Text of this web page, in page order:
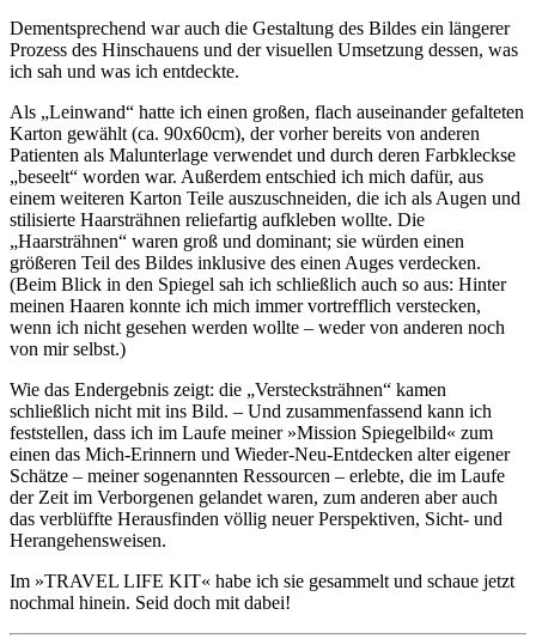
Dementsprechend war auch die Gestaltung des Bildes ein längerer
Prozess des Hinschauens und der visuellen Umsetzung dessen, was
ich sah und was ich entdeckte.
Als „Leinwand“ hatte ich einen großen, flach auseinander gefalteten
Karton gewählt (ca. 90x60cm), der vorher bereits von anderen
Patienten als Malunterlage verwendet und durch deren Farbkleckse
„beseelt“ worden war. Außerdem entschied ich mich dafür, aus
einem weiteren Karton Teile auszuschneiden, die ich als Augen und
stilisierte Haarsträhnen reliefartig aufkleben wollte. Die
„Haarsträhnen“ waren groß und dominant; sie würden einen
größeren Teil des Bildes inklusive des einen Auges verdecken.
(Beim Blick in den Spiegel sah ich schließlich auch so aus: Hinter
meinen Haaren konnte ich mich immer vortrefflich verstecken,
wenn ich nicht gesehen werden wollte – weder von anderen noch
von mir selbst.)
Wie das Endergebnis zeigt: die „Verstecksträhnen“ kamen
schließlich nicht mit ins Bild. – Und zusammenfassend kann ich
feststellen, dass ich im Laufe meiner »Mission Spiegelbild« zum
einen das Mich-Erinnern und Wieder-Neu-Entdecken alter eigener
Schätze – meiner sogenannten Ressourcen – erlebte, die im Laufe
der Zeit im Verborgenen gelandet waren, zum anderen aber auch
das verblüffte Herausfinden völlig neuer Perspektiven, Sicht- und
Herangehensweisen.
Im »TRAVEL LIFE KIT« habe ich sie gesammelt und schaue jetzt
nochmal hinein. Seid doch mit dabei!